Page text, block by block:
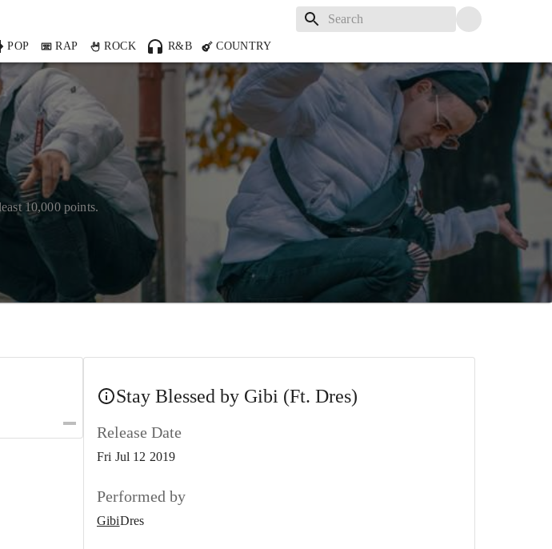
POP RAP ROCK R&B COUNTRY
10,000 points.
Stay Blessed by Gibi (Ft. Dres)
Release Date
Fri Jul 12 2019
Performed by
GibiDres